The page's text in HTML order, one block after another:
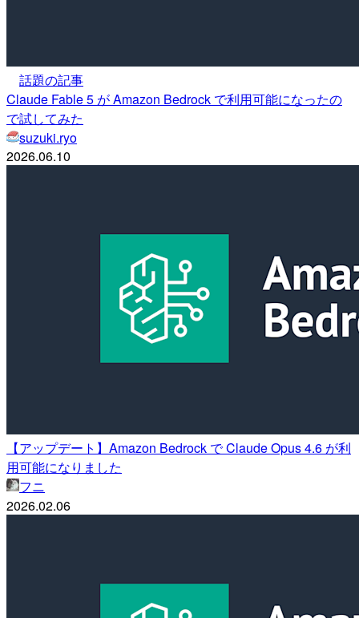
話題の記事
Claude Fable 5 が Amazon Bedrock で利用可能になったの
で試してみた
suzuki.ryo
2026.06.10
【アップデート】Amazon Bedrock で Claude Opus 4.6 が利
用可能になりました
フニ
2026.02.06